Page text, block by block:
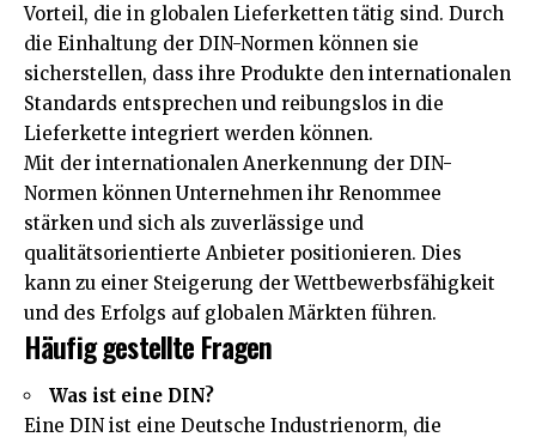
Vorteil, die in globalen Lieferketten tätig sind. Durch
die Einhaltung der DIN-Normen können sie
sicherstellen, dass ihre Produkte den internationalen
Standards entsprechen und reibungslos in die
Lieferkette integriert werden können.
Mit der internationalen Anerkennung der DIN-
Normen können Unternehmen ihr Renommee
stärken und sich als zuverlässige und
qualitätsorientierte Anbieter positionieren. Dies
kann zu einer Steigerung der Wettbewerbsfähigkeit
und des Erfolgs auf globalen Märkten führen.
Häufig gestellte Fragen
Was ist eine DIN?
Eine DIN ist eine Deutsche Industrienorm, die